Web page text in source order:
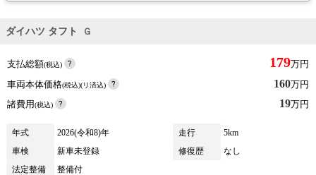
ダイハツ タフト Ｇ
支払総額(税込) 179万円
車両本体価格(税込)(リ済込) 160万円
諸費用(税込) 19万円
年式 2026(令和8)年 走行
5km
車検
新車未登録 修復歴
なし
法定整備
整備付